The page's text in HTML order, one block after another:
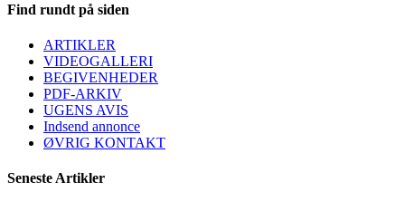
Find rundt på siden
ARTIKLER
VIDEOGALLERI
BEGIVENHEDER
PDF-ARKIV
UGENS AVIS
Indsend annonce
ØVRIG KONTAKT
Seneste Artikler